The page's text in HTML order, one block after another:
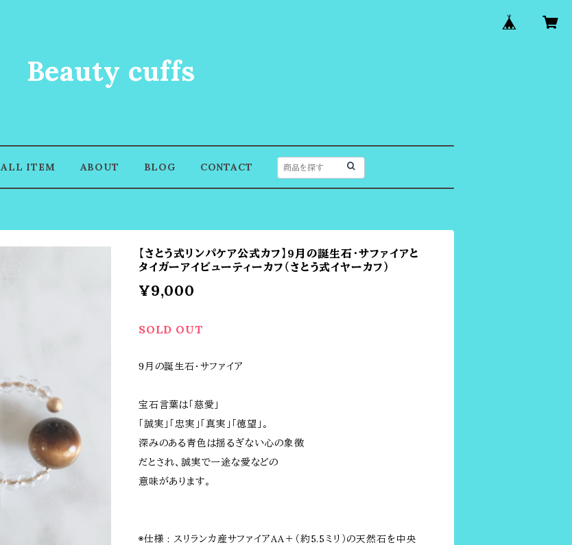
Beauty cuffs
ALL ITEM ABOUT BLOG CONTACT
【さとう式リンパケア公式カフ】9月の誕生石・サファイアと
タイガーアイビューティーカフ（さとう式イヤーカフ）
¥9,000
SOLD OUT
9月の誕生石・サファイア
宝石言葉は「慈愛」
「誠実」「忠実」「真実」「徳望」。
深みのある青色は揺るぎない心の象徴
だとされ、誠実で一途な愛などの
意味があります。
◉仕様 : スリランカ産サファイアAA＋（約5.5ミリ）の天然石を中央